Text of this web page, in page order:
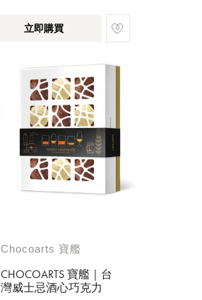
立即購買
Chocoarts 寶艦
CHOCOARTS 寶艦｜台
灣威士忌酒心巧克力